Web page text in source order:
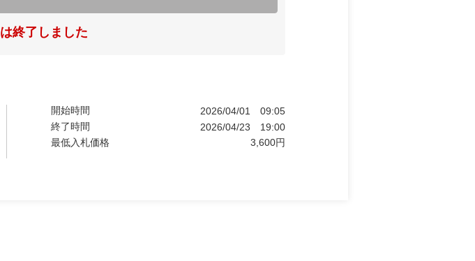
終了しました
開始時間 2026/04/01
09:05
終了時間
2026/04/23
19:00
最低入札価格
3,600円